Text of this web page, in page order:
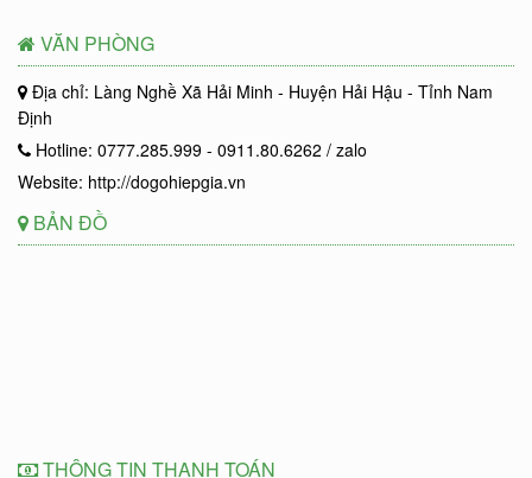
VĂN PHÒNG
Địa chỉ: Làng Nghề Xã Hải Minh - Huyện Hải Hậu - Tỉnh Nam
Định
Hotline: 0777.285.999 - 0911.80.6262 / zalo
Website: http://dogohiepgia.vn
BẢN ĐỒ
THÔNG TIN THANH TOÁN